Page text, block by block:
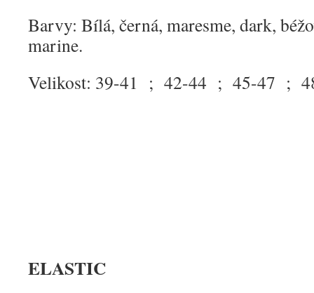
Barvy: Bílá, černá, maresme, dark,
marine.
Velikost: 39-41 ; 42-44 ; 45-47 ;
ELASTIC